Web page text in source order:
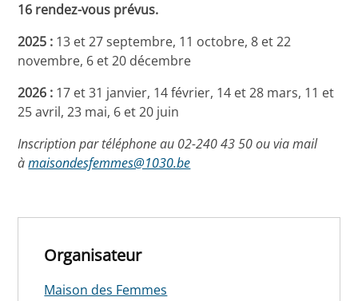
16 rendez-vous prévus.
2025 : 13 et 27 septembre, 11 octobre, 8 et 22
novembre, 6 et 20 décembre
2026 : 17 et 31 janvier, 14 février, 14 et 28 mars, 11 et
25 avril, 23 mai, 6 et 20 juin
Inscription par téléphone au 02-240 43 50 ou via mail
àmaisondesfemmes@1030.be
Organisateur
Maison des Femmes